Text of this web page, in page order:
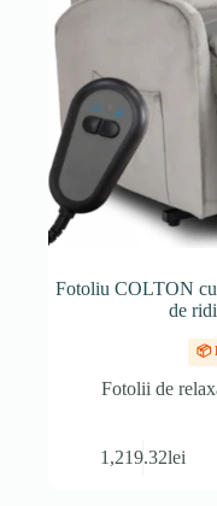
Fotoliu COLTON cu
de
📦
Fotolii de
1,219.32lei